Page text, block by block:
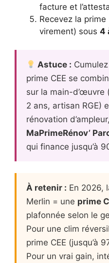
facture et
Recevez la
virement) sous 4
Astuce :
prime CEE se
sur la main-d’œuvre
2 ans, artisan RGE)
rénovation
MaPrimeRénov’
qui finance jusqu’à
À retenir : En 2026,
Merlin = une prime
plafonnée selon le
Pour une clim
prime CEE (jusqu’à
Pour un vrai gain,